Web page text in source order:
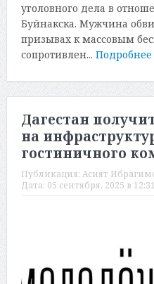
уголовного дела в
Буйнакска. Мужчина
призывах к массовым
сопротивлен... Подробнее
Дагестан
на
гостиничного
Публикация: Асият
Дата: 05 сентября, 2025 в 12:31